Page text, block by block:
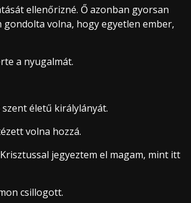
ellenőrizné. Ő azonban gyorsan
volna, hogy egyetlen ember,
a nyugalmát.
életű királylányát.
volna hozzá.
jegyeztem el magam, mint itt
csillogott.